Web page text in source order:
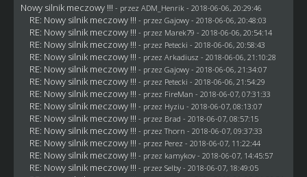
Nowy silnik meczowy !!! - przez ADM_Henrik - 2018-06-06, 20:29:46
RE: Nowy silnik meczowy !!! - przez Gajowy- 2018-06-06, 20:48:03
RE: Nowy silnik meczowy !!! - przez Marek79 - 2018-06-06, 20:54:14
RE: Nowy silnik meczowy !!! - przez Petecki - 2018-06-06, 20:58:43
RE: Nowy silnik meczowy !!! - przez Arkadiusz - 2018-06-06, 21:10:28
RE: Nowy silnik meczowy !!! - przez Gajowy- 2018-06-06, 21:34:07
RE: Nowy silnik meczowy !!! - przez Petecki - 2018-06-06, 21:54:29
RE: Nowy silnik meczowy !!! - przez FireMan - 2018-06-07, 07:31:33
RE: Nowy silnik meczowy !!! - przez Hyziu - 2018-06-07, 08:13:07
RE: Nowy silnik meczowy !!! - przez Brad - 2018-06-07, 08:57:15
RE: Nowy silnik meczowy !!! - przezThorn - 2018-06-07, 09:37:33
RE: Nowy silnik meczowy !!! - przez Perez - 2018-06-07, 11:22:44
RE: Nowy silnik meczowy !!! - przez kamykov- 2018-06-07, 14:45:57
RE: Nowy silnik meczowy !!! - przez Selby- 2018-06-07, 18:49:05